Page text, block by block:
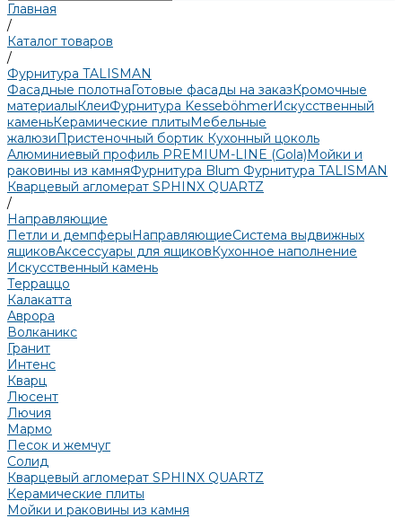
Главная
/
Каталог товаров
/
Фурнитура TALISMAN
Фасадные полотнаГотовые фасады на заказКромочные
материалыКлеиФурнитура KesseböhmerИскусственный
каменьКерамические плитыМебельные
жалюзиПристеночный бортик Кухонный цоколь
Алюминиевый профиль PREMIUM-LINE (Gola)Мойки и
раковины из камняФурнитура Blum Фурнитура TALISMAN
Кварцевый агломерат SPHINX QUARTZ
/
Направляющие
Петли и демпферыНаправляющиеСистема выдвижных
ящиковАксессуары для ящиковКухонное наполнение
Искусственный камень
Терраццо
Калакатта
Аврора
Волканикс
Гранит
Интенс
Кварц
Люсент
Лючия
Мармо
Песок и жемчуг
Солид
Кварцевый агломерат SPHINX QUARTZ
Керамические плиты
Мойки и раковины из камня